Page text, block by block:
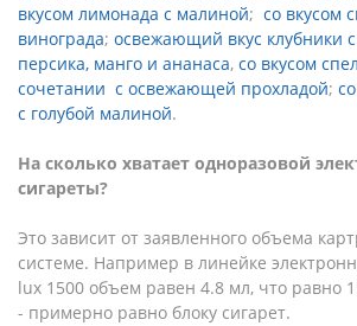
вкусом лимонада с малиной; со вкусом
винограда; освежающий вкус клубники
персика, манго и ананаса, со вкусом
сочетании с освежающей прохладой;
с голубой малиной.
На сколько хватает одноразовой
сигареты?
Это зависит от заявленного объема
системе. Например в линейке
lux 1500 объем равен 4.8 мл, что равно
- примерно равно блоку сигарет.